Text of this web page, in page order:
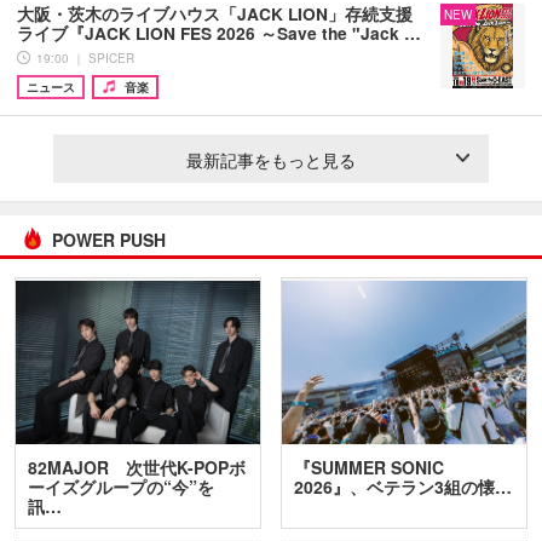
大阪・茨木のライブハウス「JACK LION」存続支援
ライブ『JACK LION FES 2026 ～Save the "Jack …
19:00 ｜ SPICER
ニュース
音楽
NEW
最新記事をもっと見る
POWER PUSH
82MAJOR 次世代K-POPボ
ーイズグループの“今”を
訊…
『SUMMER SONIC
2026』、ベテラン3組の懐…